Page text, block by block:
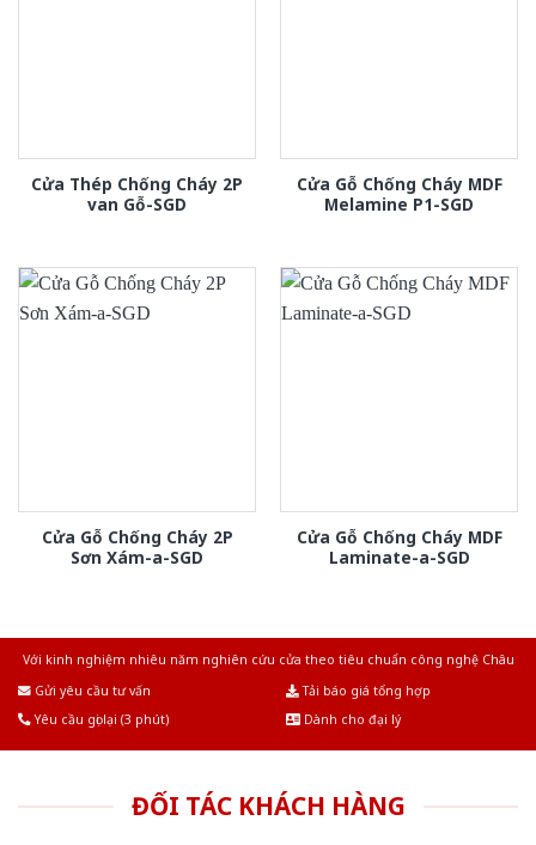
Cửa Thép Chống Cháy 2P
van Gỗ-SGD
Cửa Gỗ Chống Cháy MDF
Melamine P1-SGD
Cửa Gỗ Chống Cháy 2P
Sơn Xám-a-SGD
Cửa Gỗ Chống Cháy MDF
Laminate-a-SGD
Với kinh nghiệm nhiêu năm nghiên cứu cửa theo tiêu chuẩn công nghệ Châu
Gửi yêu cầu tư vấn
Tải báo giá tổng hợp
Yêu cầu gọi lại (3 phút)
Dành cho đại lý
ĐỐI TÁC KHÁCH HÀNG